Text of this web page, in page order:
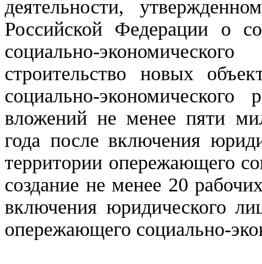
деятельности,
Российской Федерации о
социально-
строительство новых
социально-
вложений не менее пяти
года после включения
территории опережающего
создание не менее 20
включения юридического
опережающего социально-